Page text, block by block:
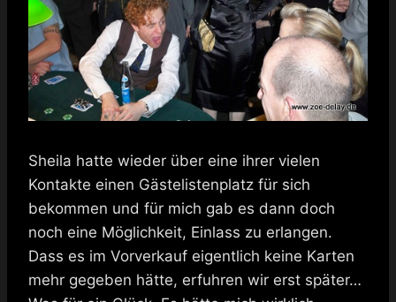
Sheila hatte wieder über eine ihrer vielen
Kontakte einen Gästelistenplatz für sich
bekommen und für mich gab es dann doch
noch eine Möglichkeit, Einlass zu erlangen.
Dass es im Vorverkauf eigentlich keine Karten
mehr gegeben hätte, erfuhren wir erst später…